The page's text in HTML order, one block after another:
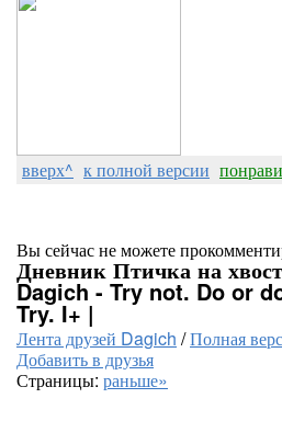
вверх^ к полной версии
Вы сейчас не можете
Дневник Птичка на
Dagich - Try not. Do or
Try. I+ |
Лента друзей Dagich /Полная
Добавить в друзья
Страницы: раньше»